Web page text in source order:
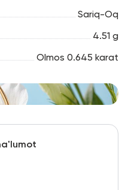
Sariq-Oq
4.51 g
Olmos 0.645 karat